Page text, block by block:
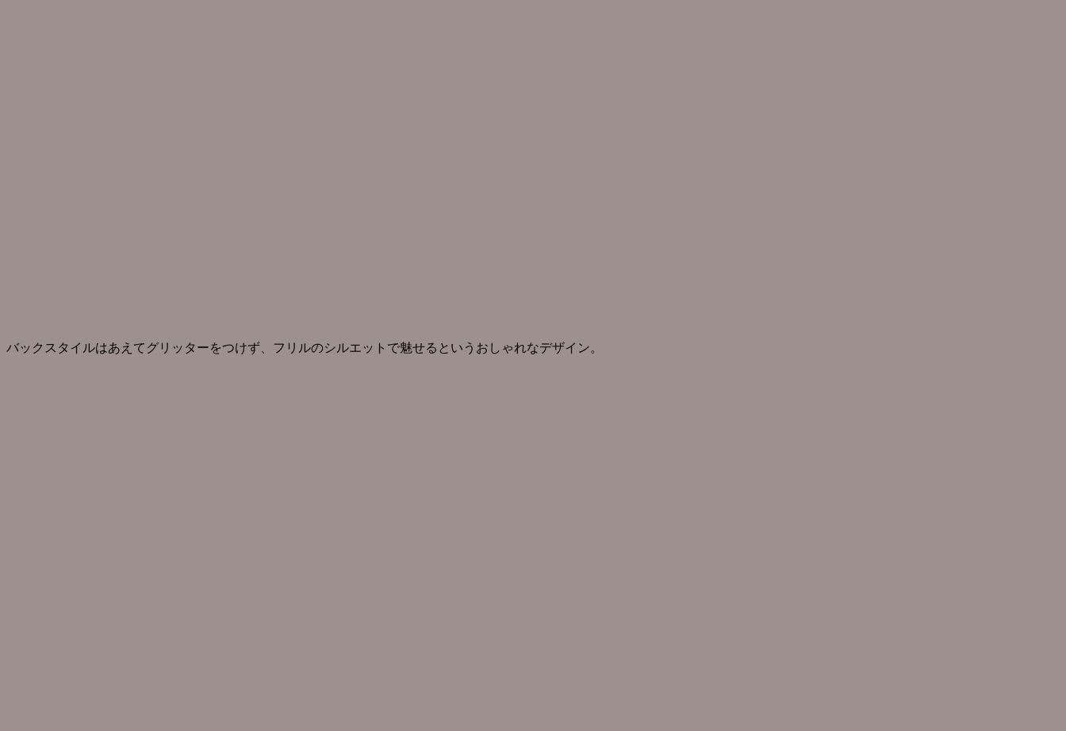
バックスタイルはあえてグリッターをつけず、フリルのシルエットで魅せるというおしゃれなデザイン。